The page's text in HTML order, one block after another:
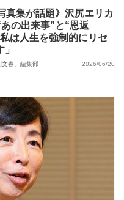
真集が話題》沢尻エリカ
あの出来事”と“恩返
は人生を強制的にリセ
文春」編集部 2026/06/20